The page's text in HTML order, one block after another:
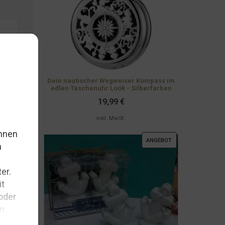
Dein nautischer Wegweiser Kompass im
edlen Taschenuhr Look - Silberfarben
19,99 €
inkl. MwSt.
ANGEBOTPRODUKT
ANGEBOT